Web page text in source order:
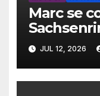
Marc se
JUL 12, 2026